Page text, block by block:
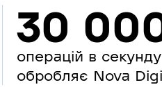
30
операцій в секунду
обробляє Nova